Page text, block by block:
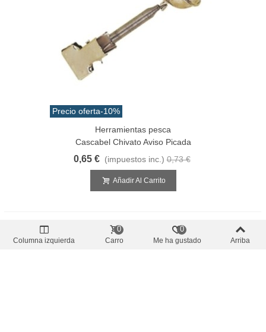
Precio oferta-10%
Herramientas pesca
Cascabel Chivato Aviso Picada
0,65 € (impuestos inc.) 0,73 €
Añadir Al Carrito
Columna izquierda Carro
0
Me ha gustado
0
Arriba